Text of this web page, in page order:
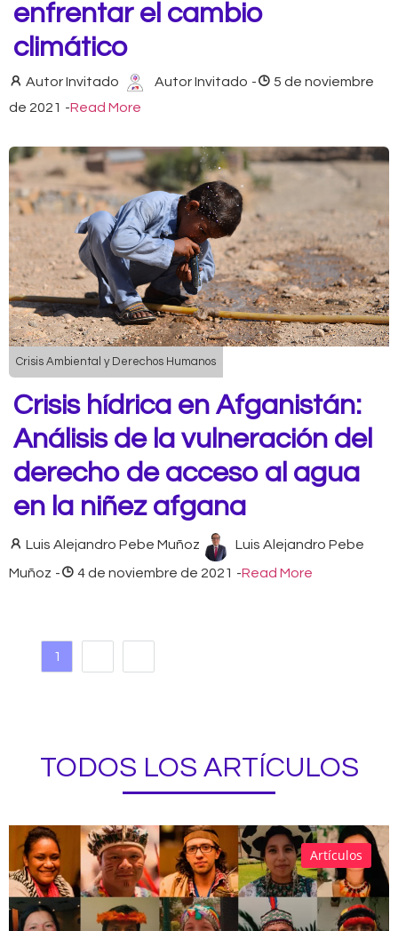
enfrentar el cambio
climático
Autor Invitado Autor Invitado -
5 de noviembre
de 2021 -Read More
Crisis Ambiental y Derechos Humanos
Crisis hídrica en Afganistán:
Análisis de la vulneración del
derecho de acceso al agua
en la niñez afgana
Luis Alejandro Pebe Muñoz Luis Alejandro Pebe
Muñoz - 4 de noviembre de 2021 -Read More
1
TODOS LOS ARTÍCULOS
Artículos